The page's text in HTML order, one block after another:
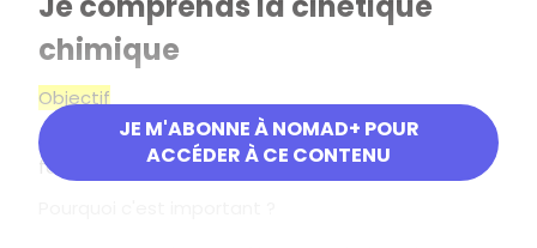
JE M'ABONNE À NOMAD+ POUR
ACCÉDER À CE CONTENU
chimique
Objectif
Étudier la vitesse d'une réaction chimique et les
facteurs qui l'influencent.